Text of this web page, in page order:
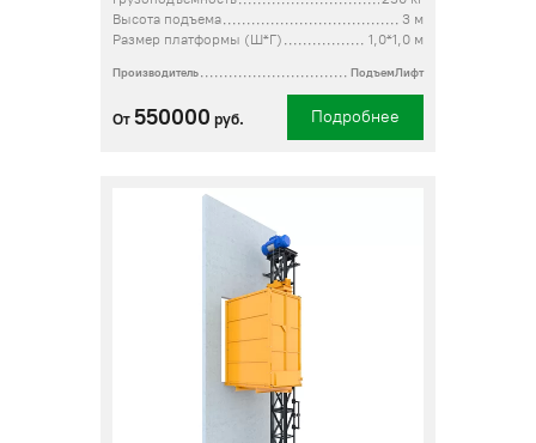
Высота подъема
3 м
Размер платформы (Ш*Г)
1,0*1,0 м
Производитель ПодъемЛифт
От 550000 руб. Подробнее